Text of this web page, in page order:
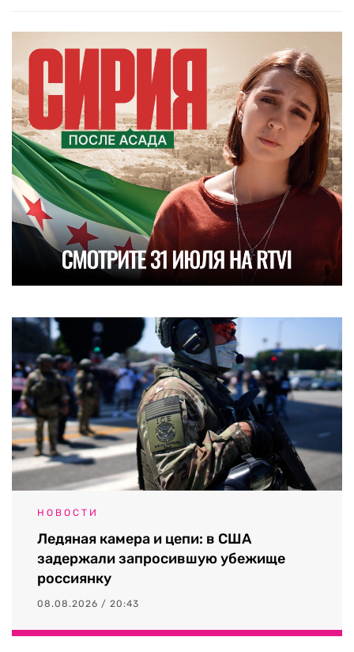
НОВОСТИ
Ледяная камера и цепи: в США
задержали запросившую убежище
россиянку
08.08.2026 / 20:43